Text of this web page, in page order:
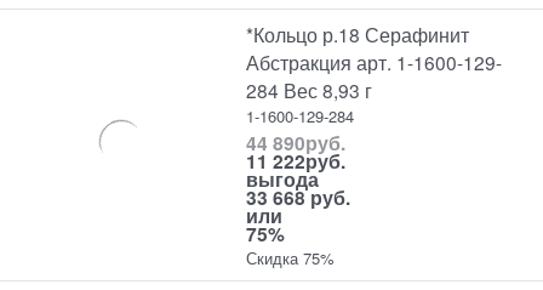
*Кольцо р.18 Серафинит
Абстракция арт. 1-1600-129-
284 Вес 8,93 г
1-1600-129-284
44 890руб.
11 222руб.
выгода
33 668 руб.
или
75%
Скидка 75%